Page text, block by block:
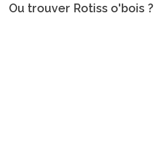
Ou trouver Rotiss o'bois ?